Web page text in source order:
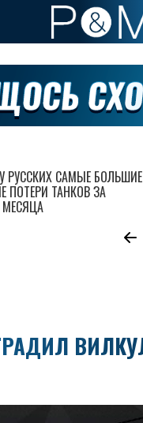
РУССКИХ САМЫЕ БОЛЬШИЕ
ПОТЕРИ ТАНКОВ ЗА